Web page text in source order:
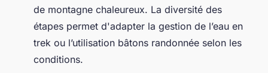
de montagne chaleureux. La diversité des
étapes permet d'adapter la gestion de l’eau en
trek ou l’utilisation bâtons randonnée selon les
conditions.